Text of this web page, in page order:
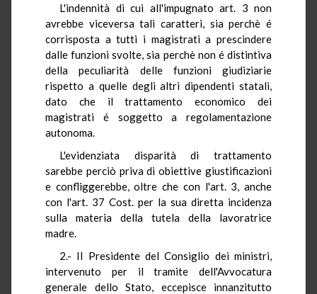
L'indennità di cui all'impugnato art. 3 non
avrebbe viceversa tali caratteri, sia perchè é
corrisposta a tutti i magistrati a prescindere
dalle funzioni svolte, sia perchè non é distintiva
della peculiarità delle funzioni giudiziarie
rispetto a quelle degli altri dipendenti statali,
dato che il trattamento economico dei
magistrati é soggetto a regolamentazione
autonoma.
L'evidenziata disparità di trattamento
sarebbe perciò priva di obiettive giustificazioni
e confliggerebbe, oltre che con l'art. 3, anche
con l'art. 37 Cost. per la sua diretta incidenza
sulla materia della tutela della lavoratrice
madre.
2.- Il Presidente del Consiglio dei ministri,
intervenuto per il tramite dell'Avvocatura
generale dello Stato, eccepisce innanzitutto